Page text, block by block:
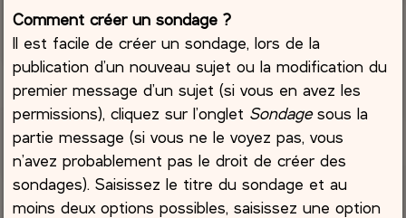
Comment créer un sondage ?
Il est facile de créer un sondage, lors de la
publication d’un nouveau sujet ou la modification du
premier message d’un sujet (si vous en avez les
permissions), cliquez sur l’onglet Sondagesous la
partie message (si vous ne le voyez pas, vous
n’avez probablement pas le droit de créer des
sondages). Saisissez le titre du sondage et au
moins deux options possibles, saisissez une option